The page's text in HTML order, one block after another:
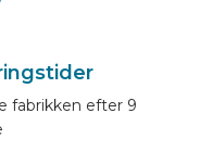
fabrikken efter 9